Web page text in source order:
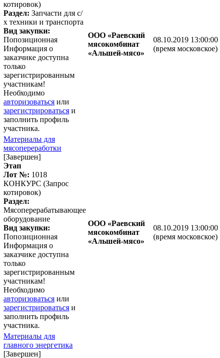
котировок)
Раздел: Запчасти для с/
х техники и транспорта
Вид закупки:
Попозиционная
Информация о
заказчике доступна
только
зарегистрированным
участникам!
Необходимо
авторизоваться или
зарегистрироваться и
заполнить профиль
участника.
ООО «Раевский
мясокомбинат
«Альшей-мясо»
08.10.2019 13:00:00
(время московское)
Материалы для
мясопереработки
[Завершен]
Этап
Лот №: 1018
КОНКУРС (Запрос
котировок)
Раздел:
Мясоперерабатывающее
оборудование
Вид закупки:
Попозиционная
Информация о
заказчике доступна
только
зарегистрированным
участникам!
Необходимо
авторизоваться или
зарегистрироваться и
заполнить профиль
участника.
ООО «Раевский
мясокомбинат
«Альшей-мясо»
08.10.2019 13:00:00
(время московское)
Материалы для
главного энергетика
[Завершен]